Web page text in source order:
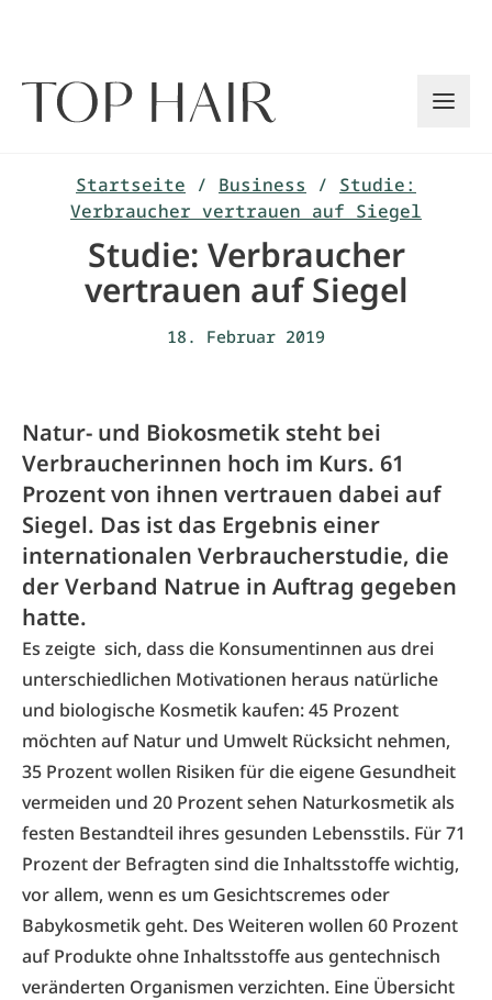
Startseite / Business / Studie:
Verbraucher vertrauen auf Siegel
Studie: Verbraucher
vertrauen auf Siegel
18. Februar 2019
Natur- und Biokosmetik steht bei
Verbraucherinnen hoch im Kurs. 61
Prozent von ihnen vertrauen dabei auf
Siegel. Das ist das Ergebnis einer
internationalen Verbraucherstudie, die
der Verband Natrue in Auftrag gegeben
hatte.
Es zeigte sich, dass die Konsumentinnen aus drei
unterschiedlichen Motivationen heraus natürliche
und biologische Kosmetik kaufen: 45 Prozent
möchten auf Natur und Umwelt Rücksicht nehmen,
35 Prozent wollen Risiken für die eigene Gesundheit
vermeiden und 20 Prozent sehen Naturkosmetik als
festen Bestandteil ihres gesunden Lebensstils. Für 71
Prozent der Befragten sind die Inhaltsstoffe wichtig,
vor allem, wenn es um Gesichtscremes oder
Babykosmetik geht. Des Weiteren wollen 60 Prozent
auf Produkte ohne Inhaltsstoffe aus gentechnisch
veränderten Organismen verzichten. Eine Übersicht